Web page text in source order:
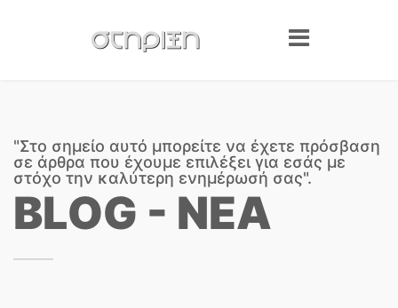
"Στο σημείο αυτό μπορείτε να έχετε πρόσβαση
σε άρθρα που έχουμε επιλέξει για εσάς με
στόχο την καλύτερη ενημέρωσή σας".
BLOG - ΝΕΑ